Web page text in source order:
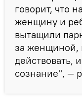
говорит, что
женщину и
вытащили
за женщиной,
действовать,
сознание", —